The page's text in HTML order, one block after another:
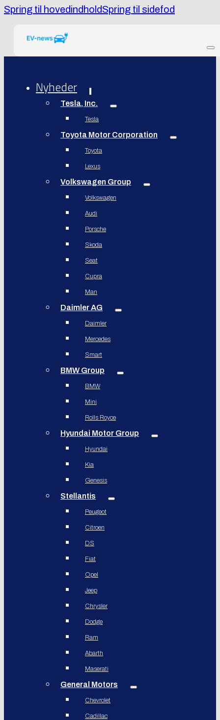
Spring til hovedindholdSpring til sidefod
Nyheder
Tesla, Inc.
Tesla
Toyota Motor Corporation
Toyota
Lexus
Volkswagen Group
Volkswagen
Audi
Porsche
Skoda
Seat
Cupra
Man
Daimler AG
Daimler
Mercedes
Smart
BMW Group
BMW
Mini
Rolls Royce
Hyundai Motor Group
Hyundai
Kia
Genesis
Stellantis
Peugeot
Citroen
DS
Fiat
Opel
Jeep
Chrysler
Dodge
Ram
Abarth
Maserati
General Motors
Chevrolet
Cadillac